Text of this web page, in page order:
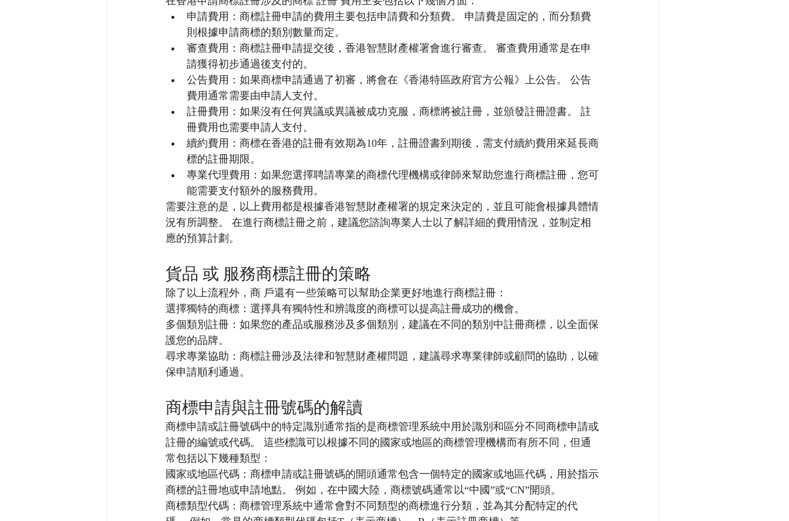
申請費用：商標註冊申請的費用主要包括申請費和分類費。 申請費是固定的，而分類費
則根據申請商標的類別數量而定。
審查費用：商標註冊申請提交後，香港智慧財產權署會進行審查。 審查費用通常是在申
請獲得初步通過後支付的。
公告費用：如果商標申請通過了初審，將會在《香港特區政府官方公報》上公告。 公告
費用通常需要由申請人支付。
註冊費用：如果沒有任何異議或異議被成功克服，商標將被註冊，並頒發註冊證書。 註
冊費用也需要申請人支付。
續約費用：商標在香港的註冊有效期為10年，註冊證書到期後，需支付續約費用來延長商
標的註冊期限。
專業代理費用：如果您選擇聘請專業的商標代理機構或律師來幫助您進行商標註冊，您可
能需要支付額外的服務費用。
需要注意的是，以上費用都是根據香港智慧財產權署的規定來決定的，並且可能會根據具體情
況有所調整。 在進行商標註冊之前，建議您諮詢專業人士以了解詳細的費用情況，並制定相
應的預算計劃。
貨品 或 服務商標註冊的策略
除了以上流程外，商 戶還有一些策略可以幫助企業更好地進行商標註冊：
選擇獨特的商標：選擇具有獨特性和辨識度的商標可以提高註冊成功的機會。
多個類別註冊：如果您的產品或服務涉及多個類別，建議在不同的類別中註冊商標，以全面保
護您的品牌。
尋求專業協助：商標註冊涉及法律和智慧財產權問題，建議尋求專業律師或顧問的協助，以確
保申請順利通過。
商標申請與註冊號碼的解讀
商標申請或註冊號碼中的特定識別通常指的是商標管理系統中用於識別和區分不同商標申請或
註冊的編號或代碼。 這些標識可以根據不同的國家或地區的商標管理機構而有所不同，但通
常包括以下幾種類型：
國家或地區代碼：商標申請或註冊號碼的開頭通常包含一個特定的國家或地區代碼，用於指示
商標的註冊地或申請地點。 例如，在中國大陸，商標號碼通常以“中國”或“CN”開頭。
商標類型代碼：商標管理系統中通常會對不同類型的商標進行分類，並為其分配特定的代